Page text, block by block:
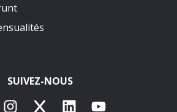
SUIVEZ-NOUS
Instagram
X LinkedInYouTube